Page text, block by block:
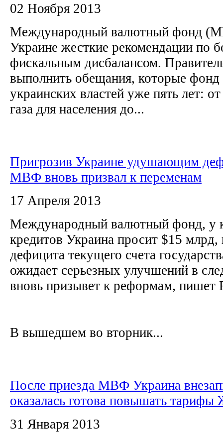
02 Ноября 2013
Международный валютный фонд
Украине жесткие рекомендации по
фискальным дисбалансом.
выполнить обещания, которые
украинских властей уже пять лет:
газа для населения до...
Пригрозив Украине удушающим
МВФ вновь призвал к переменам
17 Апреля 2013
Международный валютный фонд, у
кредитов Украина просит $15 млрд,
дефицита текущего счета
ожидает серьезных улучшений в
вновь призывет к реформам, пишет
В вышедшем во вторник...
После приезда МВФ Украина
оказалась готова повышать
31 Января 2013